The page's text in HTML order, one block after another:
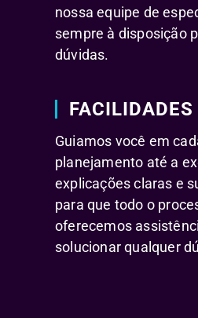
nossa equipe de
sempre à disposição
dúvidas.
FACILIDADES
Guiamos você em
planejamento até a
explicações claras e
para que todo o
oferecemos
solucionar qualquer